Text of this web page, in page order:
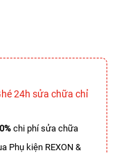
24h sửa chữa chỉ
chi phí sửa chữa
Phụ kiện REXON &